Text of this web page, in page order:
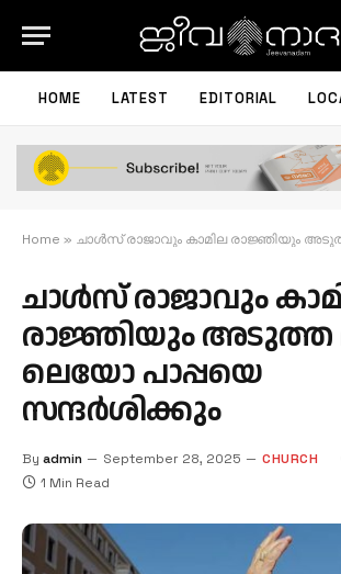
HOME LATEST EDITORIAL
Home » ചാൾസ് രാജാവും കാമില രാജ്ഞിയും അടുത്ത മാസം ലെയോ
ചാൾസ് രാജാവും
രാജ്ഞിയും അടുത്ത
ലെയോ പാപ്പയെ
സന്ദര്‍ശിക്കും
By admin September 28, 2025 CHURCH
1 Min Read